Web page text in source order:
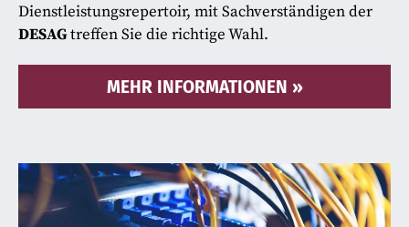
Dienstleistungsrepertoir, mit Sachverständigen der
DESAGtreffen Sie die richtige Wahl.
MEHR INFORMATIONEN